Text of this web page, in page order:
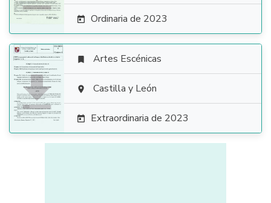
 Ordinaria de 2023

 Artes Escénicas
 Castilla y León
 Extraordinaria de 2023